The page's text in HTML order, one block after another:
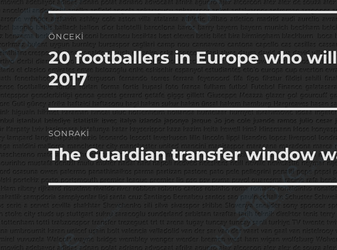
Yazı
gezinmesi
ÖNCEKI
Önceki
yazı:
20 footballers in Europe who
2017
SONRAKI
Sonraki
yazı:
The Guardian transfer window